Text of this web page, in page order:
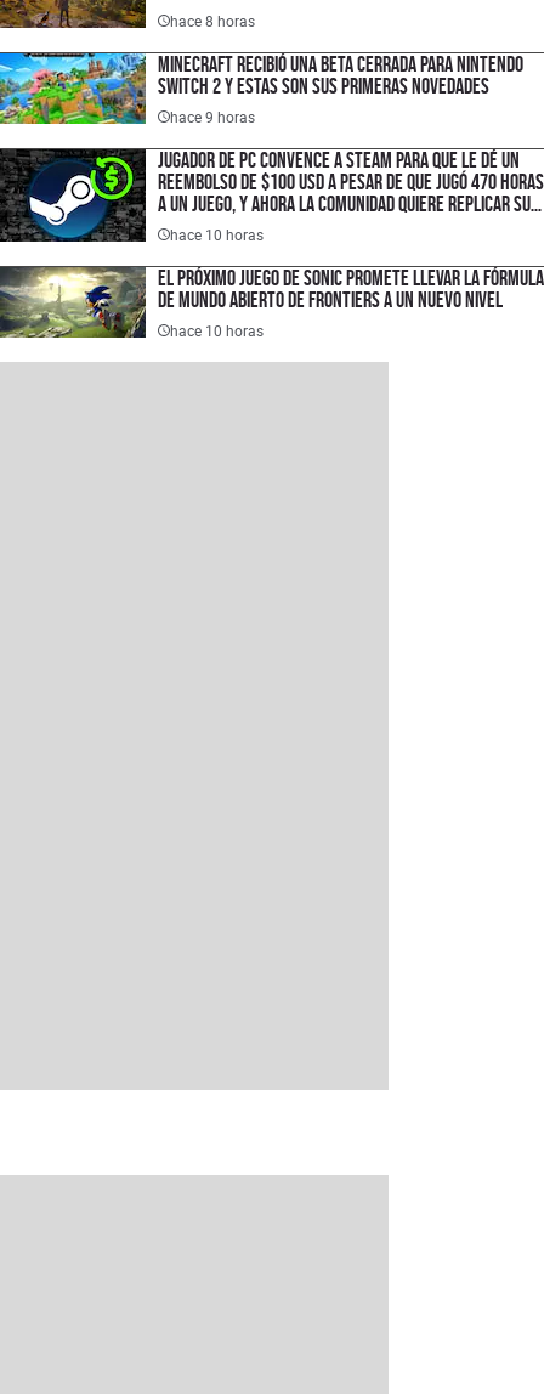
hace 8 horas
Minecraft recibió una Beta cerrada para Nintendo
Switch 2 y estas son sus primeras novedades
hace 9 horas
Jugador de PC convence a Steam para que le dé un
reembolso de $100 USD a pesar de que jugó 470 horas
a un juego, y ahora la comunidad quiere replicar su
estrategia
hace 10 horas
El próximo juego de Sonic promete llevar la fórmula
de mundo abierto de Frontiers a un nuevo nivel
hace 10 horas